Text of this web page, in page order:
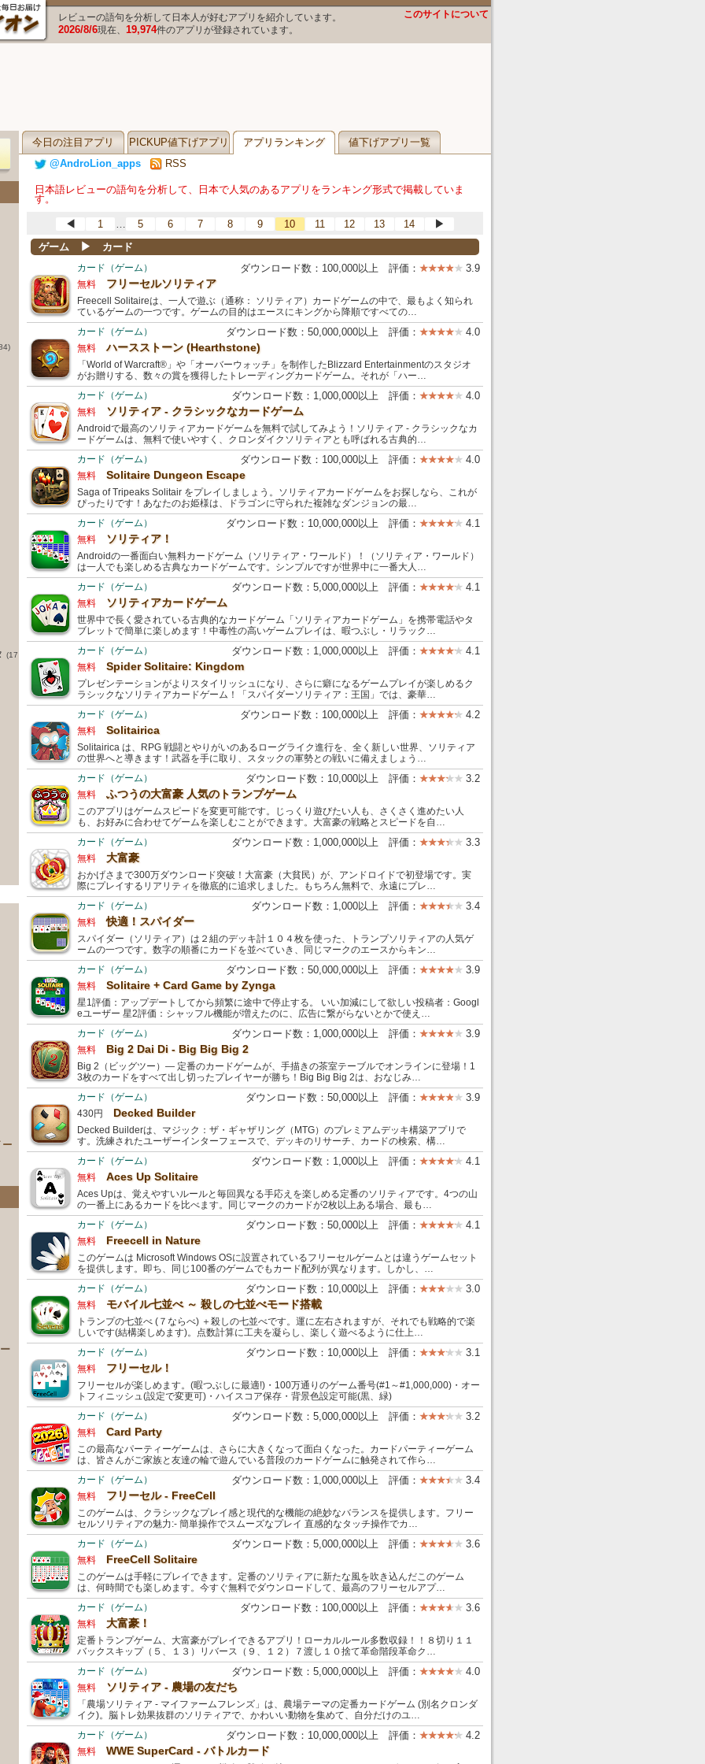
レビューの語句を分析して日本人が好むアプリを紹介しています。
2026/8/6現在、 19,974件のアプリが登録されています。
このサイトについて
今日の注目アプリ PICKUP値下げアプリ アプリランキング
値下げアプリ一覧
@AndroLion_apps
RSS
(17
日本語レビューの語句を分析して、日本で人気のあるアプリをランキング形式で掲載していま
す。
◀ 1 5 6 7 8 9 10 11 12 13 14
▶
ゲーム ▶ カード
カード（ゲーム） ダウンロード数：100,000以上 評価： 3.9
無料 フリーセルソリティア
Freecell Solitaireは、一人で遊ぶ（通称： ソリティア）カードゲームの中で、最もよく知られ
ているゲームの一つです。ゲームの目的はエースにキングから降順ですべての…
カード（ゲーム）
ダウンロード数：50,000,000以上 評価： 4.0
無料 ハースストーン (Hearthstone)
「World of Warcraft®」や「オーバーウォッチ」を制作したBlizzard Entertainmentのスタジオ
がお贈りする、数々の賞を獲得したトレーディングカードゲーム。それが「ハー…
カード（ゲーム）
ダウンロード数：1,000,000以上 評価： 4.0
無料 ソリティア - クラシックなカードゲーム
Androidで最高のソリティアカードゲームを無料で試してみよう！ソリティア - クラシックなカ
ードゲームは、無料で使いやすく、クロンダイクソリティアとも呼ばれる古典的…
カード（ゲーム）
ダウンロード数：100,000以上 評価： 4.0
無料 Solitaire Dungeon Escape
Saga of Tripeaks Solitair をプレイしましょう。ソリティアカードゲームをお探しなら、これが
ぴったりです！あなたのお姫様は、ドラゴンに守られた複雑なダンジョンの最…
カード（ゲーム）
ダウンロード数：10,000,000以上 評価： 4.1
無料 ソリティア！
Androidの一番面白い無料カードゲーム（ソリティア・ワールド）！（ソリティア・ワールド）
は一人でも楽しめる古典なカードゲームです。シンプルですが世界中に一番大人…
カード（ゲーム）
ダウンロード数：5,000,000以上 評価： 4.1
無料 ソリティアカードゲーム
世界中で長く愛されている古典的なカードゲーム「ソリティアカードゲーム」を携帯電話やタ
ブレットで簡単に楽しめます！中毒性の高いゲームプレイは、暇つぶし・リラック…
カード（ゲーム）
ダウンロード数：1,000,000以上 評価： 4.1
無料 Spider Solitaire: Kingdom
プレゼンテーションがよりスタイリッシュになり、さらに癖になるゲームプレイが楽しめるク
ラシックなソリティアカードゲーム！「スパイダーソリティア：王国」では、豪華…
カード（ゲーム）
ダウンロード数：100,000以上 評価： 4.2
無料 Solitairica
Solitairica は、RPG 戦闘とやりがいのあるローグライク進行を、全く新しい世界、ソリティア
の世界へと導きます！武器を手に取り、スタックの軍勢との戦いに備えましょう…
カード（ゲーム）
ダウンロード数：10,000以上 評価： 3.2
無料 ふつうの大富豪 人気のトランプゲーム
このアプリはゲームスピードを変更可能です。じっくり遊びたい人も、さくさく進めたい人
も、お好みに合わせてゲームを楽しむことができます。大富豪の戦略とスピードを自…
カード（ゲーム）
ダウンロード数：1,000,000以上 評価： 3.3
無料 大富豪
おかげさまで300万ダウンロード突破！大富豪（大貧民）が、アンドロイドで初登場です。実
際にプレイするリアリティを徹底的に追求しました。もちろん無料で、永遠にプレ…
カード（ゲーム）
ダウンロード数：1,000以上 評価： 3.4
無料 快適！スパイダー
スパイダー（ソリティア）は２組のデッキ計１０４枚を使った、トランプソリティアの人気ゲ
ームの一つです。数字の順番にカードを並べていき、同じマークのエースからキン…
カード（ゲーム）
ダウンロード数：50,000,000以上 評価： 3.9
無料 Solitaire + Card Game by Zynga
星1評価：アップデートしてから頻繁に途中で停止する。 いい加減にして欲しい投稿者：Googl
eユーザー 星2評価：シャッフル機能が増えたのに、広告に繋がらないとかで使え…
カード（ゲーム）
ダウンロード数：1,000,000以上 評価： 3.9
無料 Big 2 Dai Di - Big Big Big 2
Big 2（ビッグツー）― 定番のカードゲームが、手描きの茶室テーブルでオンラインに登場！1
3枚のカードをすべて出し切ったプレイヤーが勝ち！Big Big Big 2は、おなじみ…
カード（ゲーム）
ダウンロード数：50,000以上 評価： 3.9
430円 Decked Builder
Decked Builderは、マジック：ザ・ギャザリング（MTG）のプレミアムデッキ構築アプリで
す。洗練されたユーザーインターフェースで、デッキのリサーチ、カードの検索、構…
カード（ゲーム）
ダウンロード数：1,000以上 評価： 4.1
無料 Aces Up Solitaire
Aces Upは、覚えやすいルールと毎回異なる手応えを楽しめる定番のソリティアです。4つの山
の一番上にあるカードを比べます。同じマークのカードが2枚以上ある場合、最も…
カード（ゲーム）
ダウンロード数：50,000以上 評価： 4.1
無料 Freecell in Nature
このゲームは Microsoft Windows OSに設置されているフリーセルゲームとは違うゲームセット
を提供します。即ち、同じ100番のゲームでもカード配列が異なります。しかし、…
カード（ゲーム）
ダウンロード数：10,000以上 評価： 3.0
無料 モバイル七並べ ～ 殺しの七並べモード搭載
トランプの七並べ (７ならべ) ＋殺しの七並べです。運に左右されますが、それでも戦略的で楽
しいです(結構楽しめます)。点数計算に工夫を凝らし、楽しく遊べるように仕上…
カード（ゲーム）
ダウンロード数：10,000以上 評価： 3.1
無料 フリーセル！
フリーセルが楽しめます。(暇つぶしに最適!)・100万通りのゲーム番号(#1～#1,000,000)・オー
トフィニッシュ(設定で変更可)・ハイスコア保存・背景色設定可能(黒、緑)
カード（ゲーム）
ダウンロード数：5,000,000以上 評価： 3.2
無料 Card Party
この最高なパーティーゲームは、さらに大きくなって面白くなった。カードパーティーゲーム
は、皆さんがご家族と友達の輪で遊んでいる普段のカードゲームに触発されて作ら…
カード（ゲーム）
ダウンロード数：1,000,000以上 評価： 3.4
無料 フリーセル - FreeCell
このゲームは、クラシックなプレイ感と現代的な機能の絶妙なバランスを提供します。フリー
セルソリティアの魅力:- 簡単操作でスムーズなプレイ 直感的なタッチ操作でカ…
カード（ゲーム）
ダウンロード数：5,000,000以上 評価： 3.6
無料 FreeCell Solitaire
このゲームは手軽にプレイできます。定番のソリティアに新たな風を吹き込んだこのゲーム
は、何時間でも楽しめます。今すぐ無料でダウンロードして、最高のフリーセルアプ…
カード（ゲーム）
ダウンロード数：100,000以上 評価： 3.6
無料 大富豪！
定番トランプゲーム、大富豪がプレイできるアプリ！ローカルルール多数収録！！８切り１１
バックスキップ（５、１３）リバース（９、１２）７渡し１０捨て革命階段革命ク…
カード（ゲーム）
ダウンロード数：5,000,000以上 評価： 4.0
無料 ソリティア - 農場の友だち
「農場ソリティア - マイファームフレンズ」は、農場テーマの定番カードゲーム (別名クロンダ
イク)。脳トレ効果抜群のソリティアで、かわいい動物を集めて、自分だけのユ…
カード（ゲーム）
ダウンロード数：10,000,000以上 評価： 4.2
無料 WWE SuperCard - バトルカード